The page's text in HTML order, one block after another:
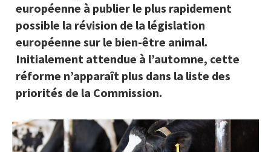
européenne à publier le plus rapidement
possible la révision de la législation
européenne sur le bien-être animal.
Initialement attendue à l’automne, cette
réforme n’apparaît plus dans la liste des
priorités de la Commission.